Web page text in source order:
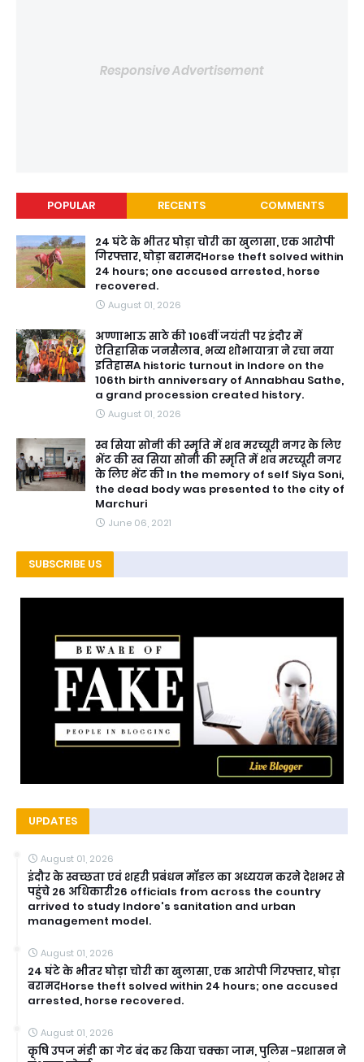
Responsive Advertisement
POPULAR RECENTS COMMENTS
24 घंटे के भीतर घोड़ा चोरी का खुलासा, एक आरोपी
गिरफ्तार, घोड़ा बरामदHorse theft solved within
24 hours; one accused arrested, horse
recovered.
August 01, 2026
अण्णाभाऊ साठे की 106वीं जयंती पर इंदौर में
ऐतिहासिक जनसैलाब, भव्य शोभायात्रा ने रचा नया
इतिहासA historic turnout in Indore on the
106th birth anniversary of Annabhau Sathe,
a grand procession created history.
August 01, 2026
स्व सिया सोनी की स्मृति में शव मरच्यूरी नगर के लिए
भेंट की स्व सिया सोनी की स्मृति में शव मरच्यूरी नगर
के लिए भेंट की In the memory of self Siya Soni,
the dead body was presented to the city of
Marchuri
June 06, 2021
SUBSCRIBE US
UPDATES
August 01, 2026
इंदौर के स्वच्छता एवं शहरी प्रबंधन मॉडल का अध्ययन करने देशभर से
पहुंचे 26 अधिकारी26 officials from across the country
arrived to study Indore's sanitation and urban
management model.
August 01, 2026
24 घंटे के भीतर घोड़ा चोरी का खुलासा, एक आरोपी गिरफ्तार, घोड़ा
बरामदHorse theft solved within 24 hours; one accused
arrested, horse recovered.
August 01, 2026
कृषि उपज मंडी का गेट बंद कर किया चक्का जाम, पुलिस -प्रशासन ने